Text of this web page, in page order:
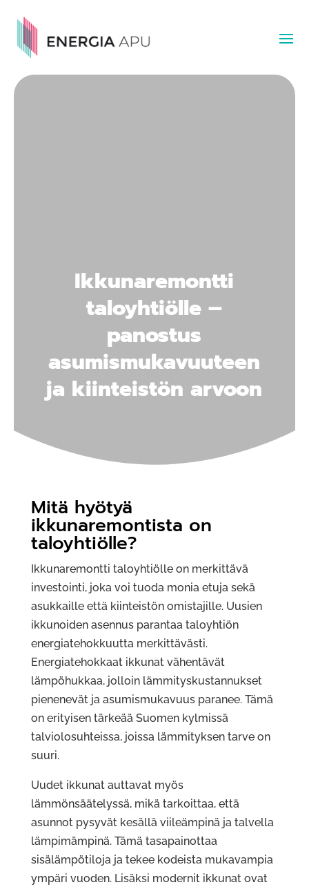
Ikkunaremontti
taloyhtiölle –
panostus
asumismukavuuteen
ja kiinteistön arvoon
Mitä hyötyä
ikkunaremontista on
taloyhtiölle?
Ikkunaremontti taloyhtiölle on merkittävä
investointi, joka voi tuoda monia etuja sekä
asukkaille että kiinteistön omistajille. Uusien
ikkunoiden asennus parantaa taloyhtiön
energiatehokkuutta merkittävästi.
Energiatehokkaat ikkunat vähentävät
lämpöhukkaa, jolloin lämmityskustannukset
pienenevät ja asumismukavuus paranee. Tämä
on erityisen tärkeää Suomen kylmissä
talviolosuhteissa, joissa lämmityksen tarve on
suuri.
Uudet ikkunat auttavat myös
lämmönsäätelyssä, mikä tarkoittaa, että
asunnot pysyvät kesällä viileämpinä ja talvella
lämpimämpinä. Tämä tasapainottaa
sisälämpötiloja ja tekee kodeista mukavampia
ympäri vuoden. Lisäksi modernit ikkunat ovat